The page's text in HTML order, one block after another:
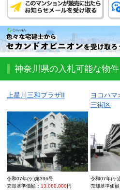
神奈川県の入札可能な物件
上星川三和プラザII
令和07年(ケ)第396号
売却基準価額： 13,080,000円
ヨコハマ
三街区
令和07年(ケ)
売却基準価額